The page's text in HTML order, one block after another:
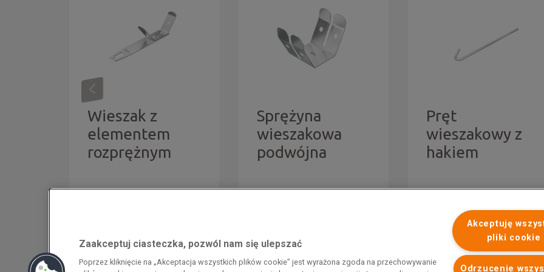
Wieszak z
elementem
rozprężnym
Sprężyna
wieszakowa
podwójna
Pręt
wieszakowy z
hakiem
energochłonnego związana z cenami gazu ziemnego i energii elektrycznej w 2023 r.”. Przedsiębiorca uzyskał
Zaakceptuj ciasteczka, pozwól nam się ulepszać
Poprzez kliknięcie na „Akceptacja wszystkich plików cookie” jest wyrażona zgoda na przechowywanie
Akceptuję
pliki cookie
Odrzucenie